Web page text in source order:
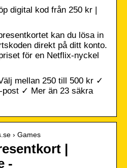
digital kod från 250 kr |
kan du lösa in
direkt på ditt konto.
för en Netflix-nyckel
mellan 250 till 500 kr ✓
post ✓ Mer än 23 säkra
› Games
|
-